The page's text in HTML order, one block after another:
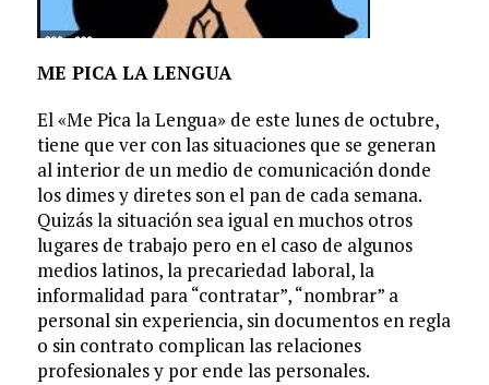
ME PICA LA LENGUA
El «Me Pica la Lengua» de este lunes de octubre,
tiene que ver con las situaciones que se generan
al interior de un medio de comunicación donde
los dimes y diretes son el pan de cada semana.
Quizás la situación sea igual en muchos otros
lugares de trabajo pero en el caso de algunos
medios latinos, la precariedad laboral, la
informalidad para “contratar”, “nombrar” a
personal sin experiencia, sin documentos en regla
o sin contrato complican las relaciones
profesionales y por ende las personales.